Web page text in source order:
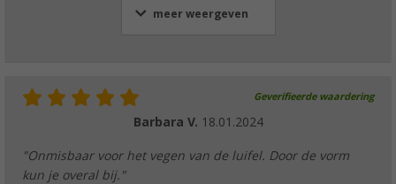
meer weergeven
Geverifieerde waardering
Barbara V. 18.01.2024
"Onmisbaar voor het vegen van de luifel. Door de vorm
kun je overal bij."